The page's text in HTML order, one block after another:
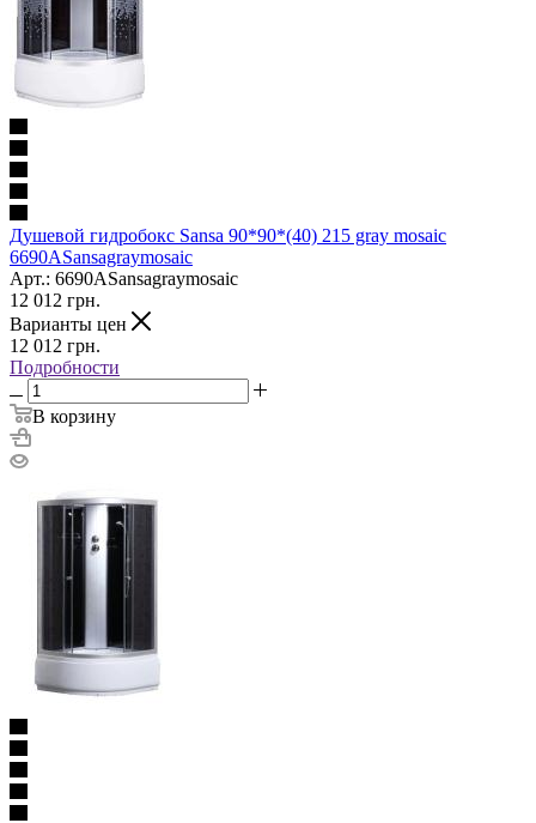
Душевой гидробокс Sansa 90*90*(40) 215 gray mosaic
6690ASansagraymosaic
Арт.: 6690ASansagraymosaic
12 012 грн.
Варианты цен
12 012 грн.
Подробности
В корзину